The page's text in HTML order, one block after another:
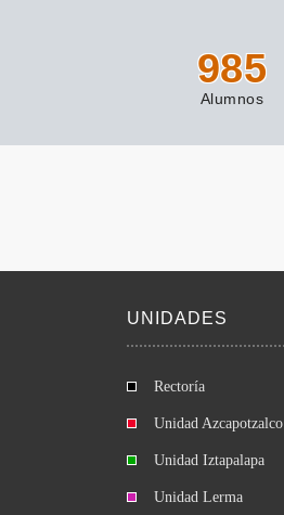
1191
Alumnos
UNIDADES
Rectoría
Unidad Azcapotzalco
Unidad Iztapalapa
Unidad Lerma